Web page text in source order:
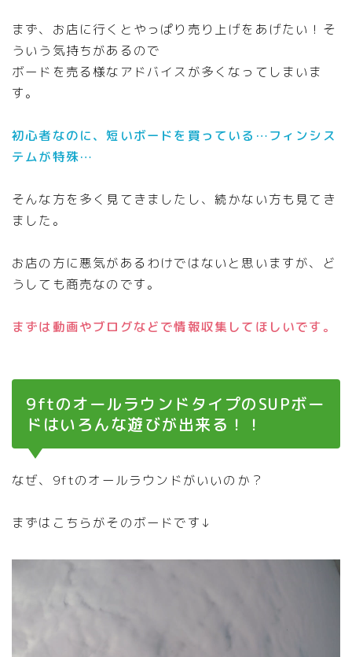
まず、お店に行くとやっぱり売り上げをあげたい！そ
ういう気持ちがあるので
ボードを売る様なアドバイスが多くなってしまいま
す。
初心者なのに、短いボードを買っている…フィンシス
テムが特殊…
そんな方を多く見てきましたし、続かない方も見てき
ました。
お店の方に悪気があるわけではないと思いますが、ど
うしても商売なのです。
まずは動画やブログなどで情報収集してほしいです。
9ftのオールラウンドタイプのSUPボー
ドはいろんな遊びが出来る！！
なぜ、9ftのオールラウンドがいいのか？
まずはこちらがそのボードです↓